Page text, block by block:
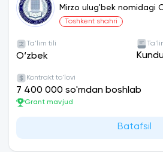
Mirzo ulug'bek nomidagi
universiteti
Toshkent shahri
Ta'lim tili
O‘zbek
Kontrakt to'lovi
7 400 000 so'mdan boshlab
Grant mavjud
Batafsil